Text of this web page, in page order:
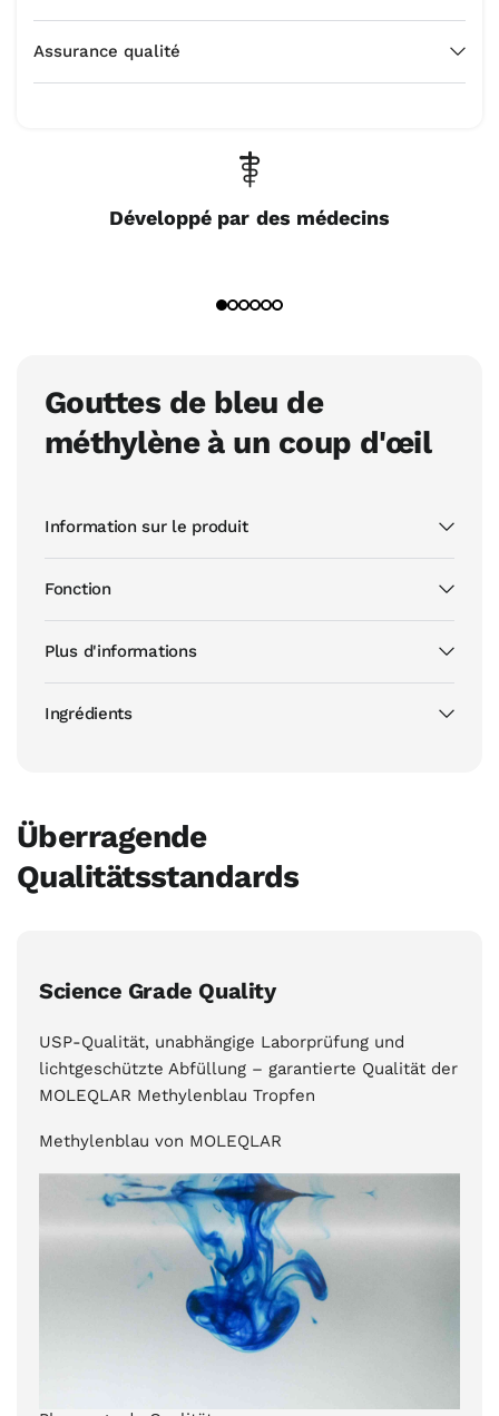
Assurance qualité
Développé par des médecins
Gouttes de bleu de
méthylène à un coup d'œil
Information sur le produit
Fonction
Plus d'informations
Ingrédients
Überragende
Qualitätsstandards
Science Grade Quality
USP-Qualität, unabhängige Laborprüfung und
lichtgeschützte Abfüllung – garantierte Qualität der
MOLEQLAR Methylenblau Tropfen
Methylenblau von MOLEQLAR